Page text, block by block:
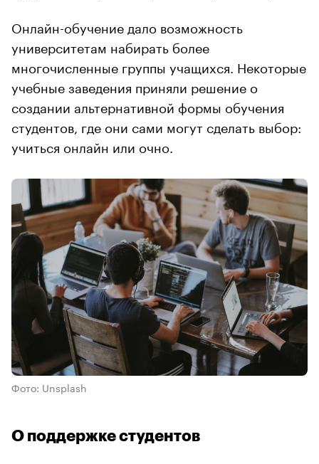
Онлайн-обучение дало возможность
университетам набирать более
многочисленные группы учащихся. Некоторые
учебные заведения приняли решение о
создании альтернативной формы обучения
студентов, где они сами могут сделать выбор:
учиться онлайн или очно.
Фото: Unsplash
О поддержке студентов